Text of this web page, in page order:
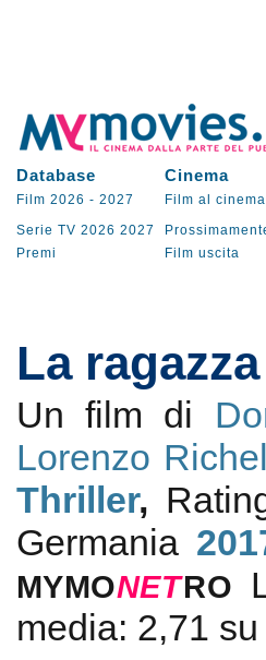
Database Cinema
Film 2026 - 2027 Film al cinema
Serie TV 2026 2027
Premi
Film uscita
La
Un film di
Lorenzo
Thriller,
Germania
MYMONETRO
media: 2,71 su